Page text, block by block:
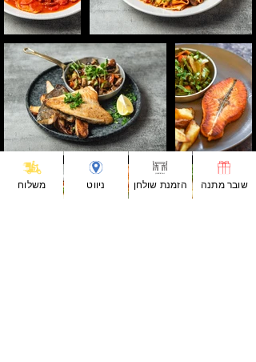
משלוח ניווט הזמנת שולחן שובר מתנה